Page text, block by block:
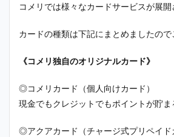
コメリでは様々なカードサービスが展開
カードの種類は下記にまとめましたので
《コメリ独自のオリジナルカード》
◎コメリカード（個人向けカード）
現金でもクレジットでもポイントが貯ま
◎アクアカード（チャージ式プリペイド